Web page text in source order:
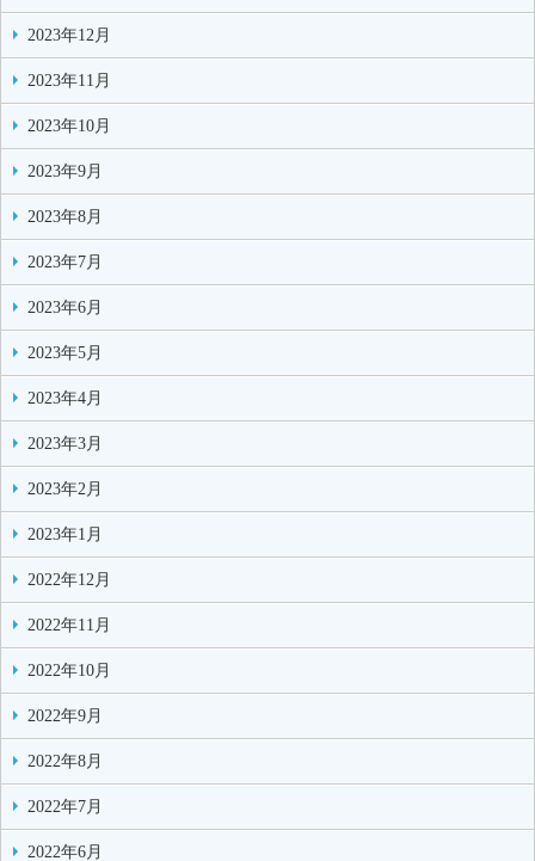
2023年12月
2023年11月
2023年10月
2023年9月
2023年8月
2023年7月
2023年6月
2023年5月
2023年4月
2023年3月
2023年2月
2023年1月
2022年12月
2022年11月
2022年10月
2022年9月
2022年8月
2022年7月
2022年6月